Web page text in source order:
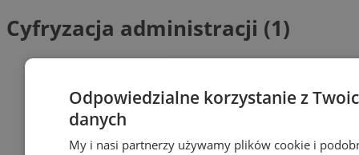
Cyfryzacja administracji (1)
Odpowiedzialne korzystanie z
danych
My i nasi partnerzy używamy plików cookie i